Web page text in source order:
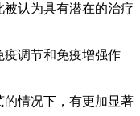
认为具有潜在的治疗
疫调节和免疫增强作
情况下，有更加显著